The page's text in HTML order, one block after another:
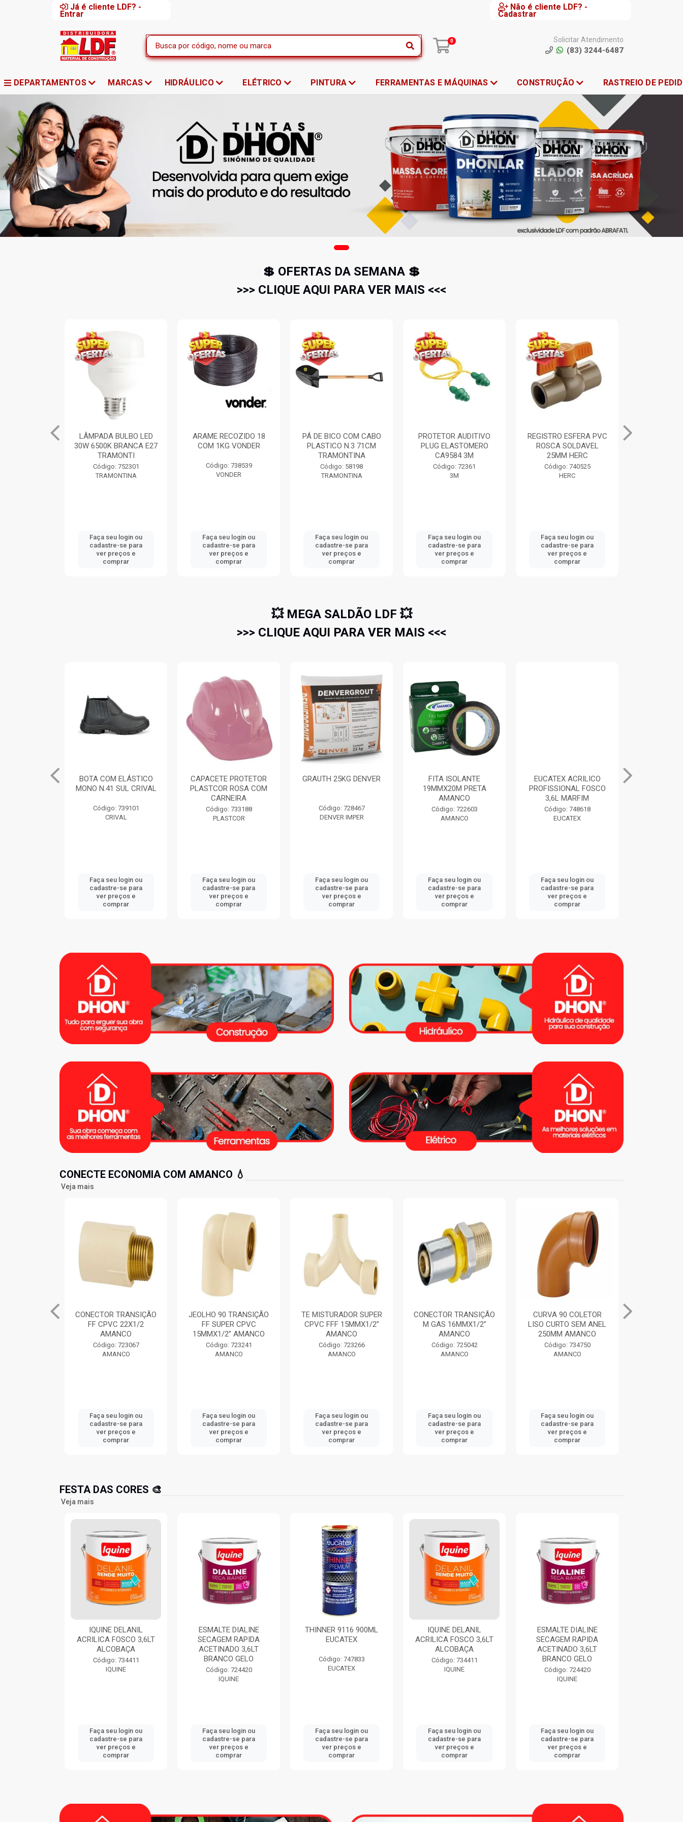
Já é cliente LDF? -
Entrar
Não é cliente LDF? -
Cadastrar
0 Solicitar Atendimento
(83) 3244-6487
DEPARTAMENTOS MARCAS HIDRÁULICO ELÉTRICO PINTURA FERRAMENTAS E MÁQUINAS CONSTRUÇÃO RASTREIO DE
💲 OFERTAS DA SEMANA 💲
>>> CLIQUE AQUI PARA VER MAIS <<<
LÂMPADA BULBO LED
30W 6500K BRANCA E27
TRAMONTI
Código: 752301
TRAMONTINA
Faça seu login ou
cadastre-se para
ver preços e
comprar
ARAME RECOZIDO 18
COM 1KG VONDER
Código: 738539
VONDER
Faça seu login ou
cadastre-se para
ver preços e
comprar
PÁ DE BICO COM CABO
PLASTICO N.3 71CM
TRAMONTINA
Código: 58198
TRAMONTINA
Faça seu login ou
cadastre-se para
ver preços e
comprar
PROTETOR AUDITIVO
PLUG ELASTOMERO
CA9584 3M
Código: 72361
3M
Faça seu login ou
cadastre-se para
ver preços e
comprar
REGISTRO ESFERA PVC
ROSCA SOLDAVEL
25MM HERC
Código: 740525
HERC
Faça seu login ou
cadastre-se para
ver preços e
comprar
💥 MEGA SALDÃO LDF 💥
>>> CLIQUE AQUI PARA VER MAIS <<<
BOTA COM ELÁSTICO
MONO N.41 SUL CRIVAL
Código: 739101
CRIVAL
Faça seu login ou
cadastre-se para
ver preços e
comprar
CAPACETE PROTETOR
PLASTCOR ROSA COM
CARNEIRA
Código: 733188
PLASTCOR
Faça seu login ou
cadastre-se para
ver preços e
comprar
GRAUTH 25KG DENVER
Código: 728467
DENVER IMPER
Faça seu login ou
cadastre-se para
ver preços e
comprar
FITA ISOLANTE
19MMX20M PRETA
AMANCO
Código: 722603
AMANCO
Faça seu login ou
cadastre-se para
ver preços e
comprar
EUCATEX ACRILICO
PROFISSIONAL FOSCO
3,6L MARFIM
Código: 748618
EUCATEX
Faça seu login ou
cadastre-se para
ver preços e
comprar
CONECTE ECONOMIA COM AMANCO 💧
Veja mais
JEOLHO 90 TRANSIÇÃO
FF SUPER CPVC
15MMX1/2” AMANCO
Código: 723241
AMANCO
Faça seu login ou
cadastre-se para
ver preços e
comprar
TE MISTURADOR SUPER
CPVC FFF 15MMX1/2”
AMANCO
Código: 723266
AMANCO
Faça seu login ou
cadastre-se para
ver preços e
comprar
CONECTOR TRANSIÇÃO
M GAS 16MMX1/2”
AMANCO
Código: 725042
AMANCO
Faça seu login ou
cadastre-se para
ver preços e
comprar
CURVA 90 COLETOR
LISO CURTO SEM ANEL
250MM AMANCO
Código: 734750
AMANCO
Faça seu login ou
cadastre-se para
ver preços e
comprar
ANEL DE VEDACAO
ORING COLETORES
250MM AMANCO
Código: 734769
AMANCO
Faça seu login ou
cadastre-se para
ver preços e
comprar
FESTA DAS CORES 🎨
Veja mais
ESMALTE DIALINE
SECAGEM RAPIDA
ACETINADO 3,6LT
BRANCO GELO
Código: 724420
Faça seu login ou
cadastre-se para
ver preços e
comprar
THINNER 9116 900ML
EUCATEX
Código: 747833
EUCATEX
Faça seu login ou
cadastre-se para
ver preços e
comprar
IQUINE DELANIL
ACRILICA FOSCO 3,6LT
Código: 734411
Faça seu login ou
cadastre-se para
ver preços e
comprar
ESMALTE DIALINE
SECAGEM RAPIDA
ACETINADO 3,6LT
BRANCO GELO
Código: 724420
Faça seu login ou
cadastre-se para
ver preços e
comprar
THINNER 9116 900ML
EUCATEX
Código: 747833
EUCATEX
Faça seu login ou
cadastre-se para
ver preços e
comprar